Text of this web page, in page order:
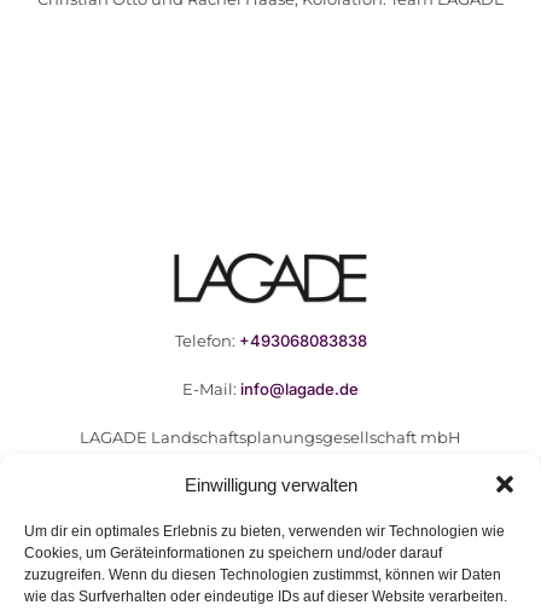
Einwilligung verwalten
Um dir ein optimales Erlebnis zu bieten, verwenden wir Technologien wie
Cookies, um Geräteinformationen zu speichern und/oder darauf
zuzugreifen. Wenn du diesen Technologien zustimmst, können wir Daten
wie das Surfverhalten oder eindeutige IDs auf dieser Website verarbeiten.
Telefon: +493068083838
E-Mail: info@lagade.de
LAGADE Landschaftsplanungsgesellschaft mbH
14167 Berlin